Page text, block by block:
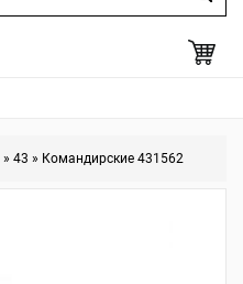
» 43 » Командирские 431562